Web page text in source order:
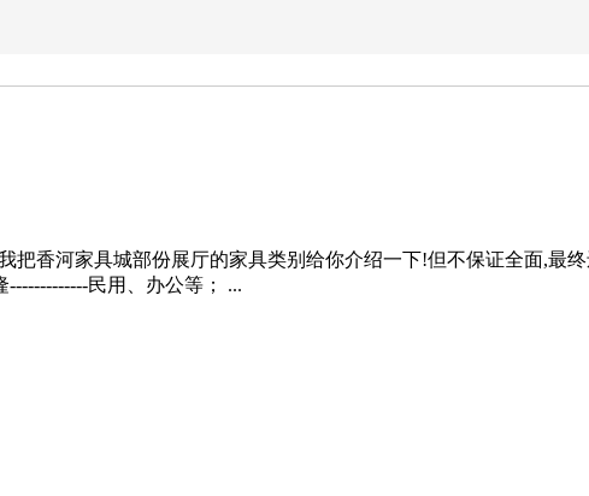
把香河家具城部份展厅的家具类别给你介绍一下!但不保证全面,最
民用、办公等； ...